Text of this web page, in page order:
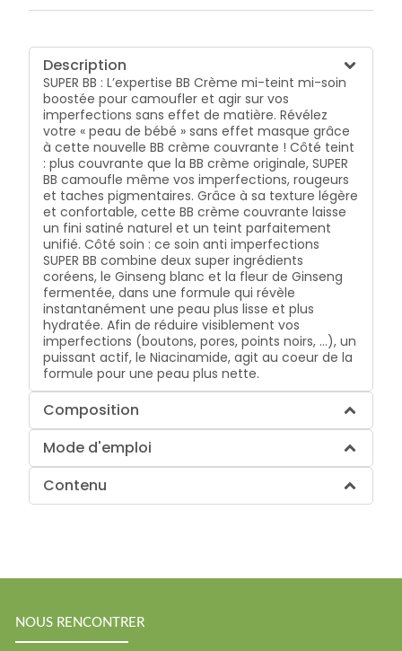
Description
SUPER BB : L’expertise BB Crème mi-teint mi-soin
boostée pour camoufler et agir sur vos
imperfections sans effet de matière. Révélez
votre « peau de bébé » sans effet masque grâce
à cette nouvelle BB crème couvrante ! Côté teint
: plus couvrante que la BB crème originale, SUPER
BB camoufle même vos imperfections, rougeurs
et taches pigmentaires. Grâce à sa texture légère
et confortable, cette BB crème couvrante laisse
un fini satiné naturel et un teint parfaitement
unifié. Côté soin : ce soin anti imperfections
SUPER BB combine deux super ingrédients
coréens, le Ginseng blanc et la fleur de Ginseng
fermentée, dans une formule qui révèle
instantanément une peau plus lisse et plus
hydratée. Afin de réduire visiblement vos
imperfections (boutons, pores, points noirs, ...), un
puissant actif, le Niacinamide, agit au coeur de la
formule pour une peau plus nette.
Composition
Mode d'emploi
Contenu
NOUS RENCONTRER